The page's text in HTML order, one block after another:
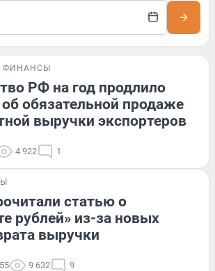
ФИНАНСЫ
РФ на год продлило
обязательной продаже
выручки экспортеров
4 922 1
статью о
рублей» из-за новых
выручки
9 632 9